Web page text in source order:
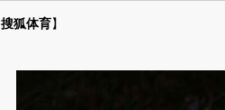
狐体育】